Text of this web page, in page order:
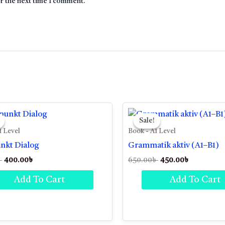
Level
Dialog
price
was:
550.00৳ .
400.00৳
price
Add To Cart
Sale!
Sale!
Book - A1 Level
Grammatik aktiv (A1–B1)
650.00৳
price
was:
650.00৳ .
450.00৳
price
Add To Cart